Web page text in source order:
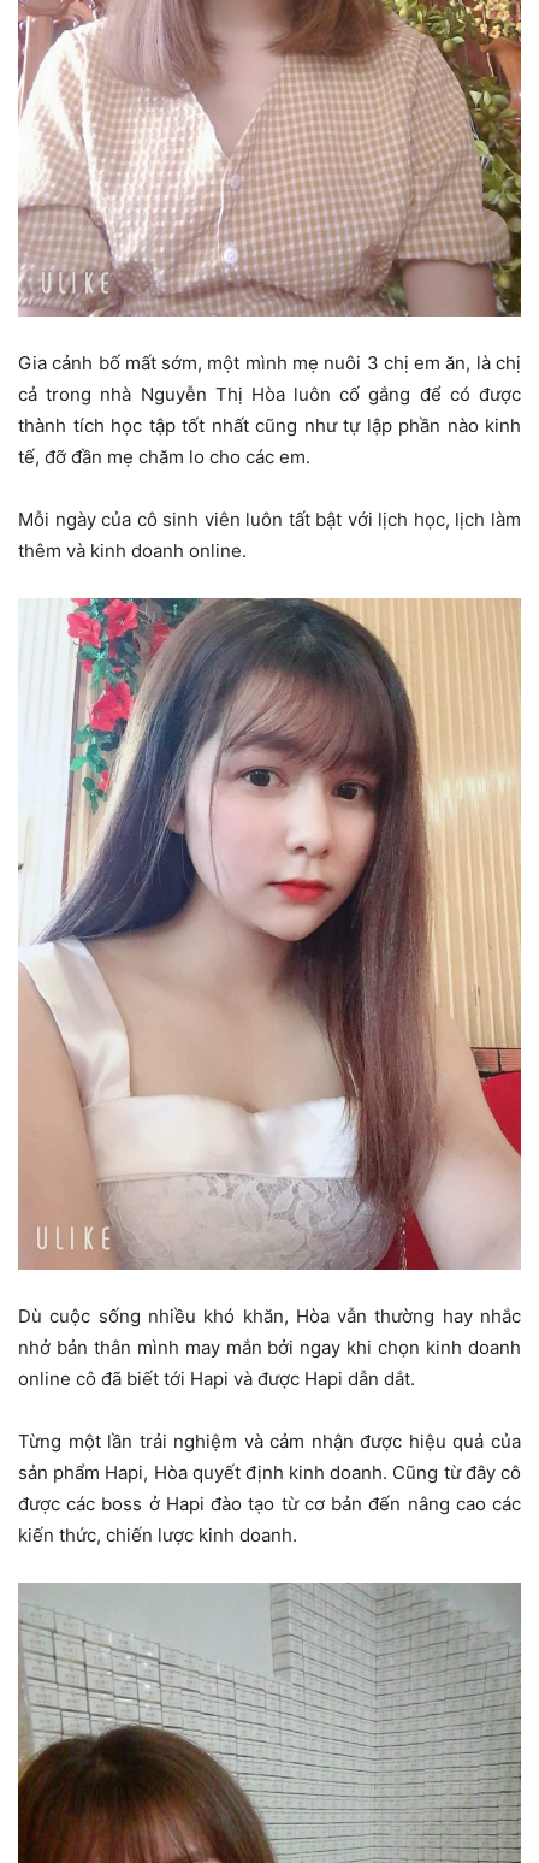
Gia cảnh bố mất sớm, một mình mẹ nuôi 3 chị em ăn, là chị
cả trong nhà Nguyễn Thị Hòa luôn cố gắng để có được
thành tích học tập tốt nhất cũng như tự lập phần nào kinh
tế, đỡ đần mẹ chăm lo cho các em.
Mỗi ngày của cô sinh viên luôn tất bật với lịch học, lịch làm
thêm và kinh doanh online.
Dù cuộc sống nhiều khó khăn, Hòa vẫn thường hay nhắc
nhở bản thân mình may mắn bởi ngay khi chọn kinh doanh
online cô đã biết tới Hapi và được Hapi dẫn dắt.
Từng một lần trải nghiệm và cảm nhận được hiệu quả của
sản phẩm Hapi, Hòa quyết định kinh doanh. Cũng từ đây cô
được các boss ở Hapi đào tạo từ cơ bản đến nâng cao các
kiến thức, chiến lược kinh doanh.